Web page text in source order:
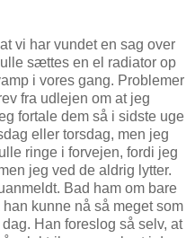
vi har vundet en sag over
sættes en el radiator op
i vores gang. Problemer
fra udlejen om at jeg
fortale dem så i sidste uge
eller torsdag, men jeg
ringe i forvejen, fordi jeg
jeg ved de aldrig lytter.
Bad ham om bare
kunne nå så meget som
Han foreslog så selv, at